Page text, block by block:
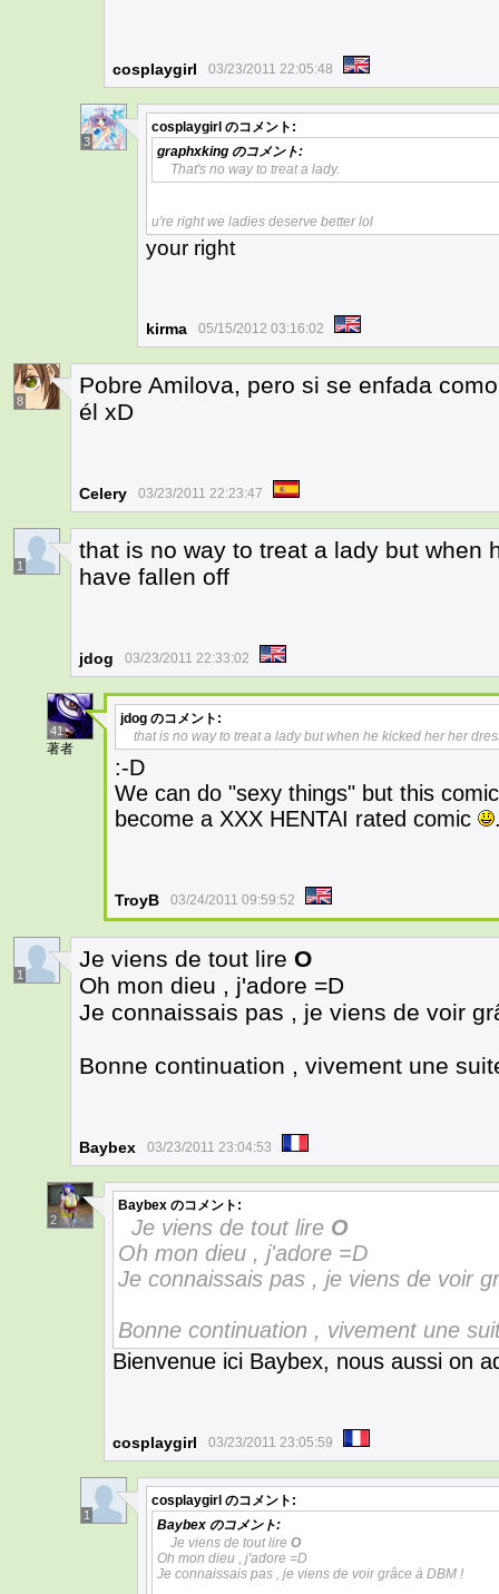
cosplaygirl 03/23/2011 22:05:48
3
cosplaygirl のコメント:
graphxking のコメント:
That's no way to treat a lady.
u're right we ladies deserve better lol
your right
kirma 05/15/2012 03:16:02
8
Pobre Amilova, pero si se enfada
él xD
Celery 03/23/2011 22:23:47
1
that is no way to treat a lady but when
have fallen off
jdog 03/23/2011 22:33:02
41
著者
jdog のコメント:
that is no way to treat a lady but when he kicked her her
:-D
We can do "sexy things" but this
become a XXX HENTAI rated comic
TroyB 03/24/2011 09:59:52
1
Je viens de tout lire O
Oh mon dieu , j'adore =D
Je connaissais pas , je viens de voir
Bonne continuation , vivement une
Baybex 03/23/2011 23:04:53
2
Baybex のコメント:
Je viens de tout lire O
Oh mon dieu , j'adore =D
Je connaissais pas , je viens de voir
Bonne continuation , vivement une
Bienvenue ici Baybex, nous aussi on
cosplaygirl 03/23/2011 23:05:59
1
cosplaygirl のコメント:
Baybex のコメント:
Je viens de tout lire O
Oh mon dieu , j'adore =D
Je connaissais pas , je viens de voir grâce à DBM !